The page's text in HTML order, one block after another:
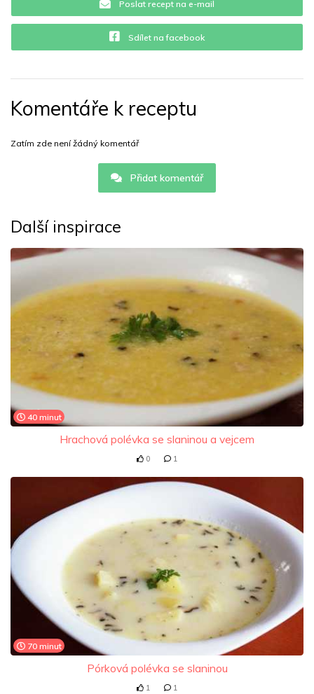
Poslat recept na e-mail
Sdílet na facebook
Komentáře k receptu
Zatím zde není žádný komentář
Přidat komentář
Další inspirace
40 minut
Hrachová polévka se slaninou a vejcem
0 1
70 minut
Pórková polévka se slaninou
1 1